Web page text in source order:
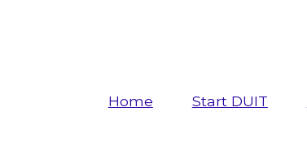
Home Start DUIT